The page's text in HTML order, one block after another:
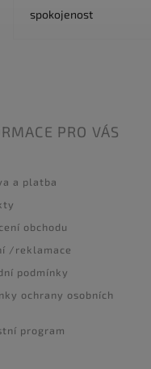
spokojenost
PRO VÁS
a platba
obchodu
/reklamace
podmínky
ochrany osobních
program